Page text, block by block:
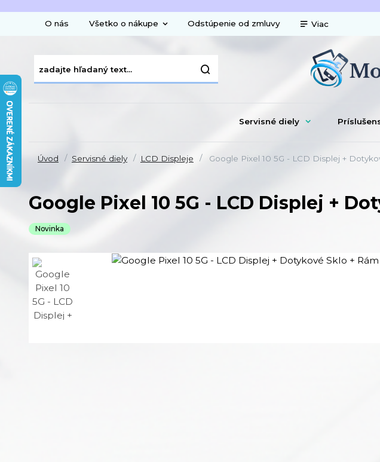
O nás Všetko o nákupe Odstúpenie od zmluvy Viac
Servisné diely
Úvod Servisné diely LCD Displeje Google Pixel 10 5G - LCD Displej +
Google Pixel 10 5G - LCD Displej +
Novinka